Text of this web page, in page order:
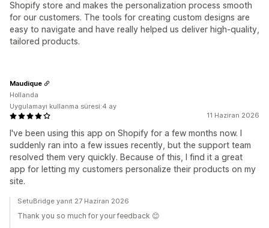
Shopify store and makes the personalization process smooth
for our customers. The tools for creating custom designs are
easy to navigate and have really helped us deliver high-quality,
tailored products.
11 Haziran 2026
I've been using this app on Shopify for a few months now. I
suddenly ran into a few issues recently, but the support team
resolved them very quickly. Because of this, I find it a great
app for letting my customers personalize their products on my
site.
Maudique
Hollanda
Uygulamayı kullanma süresi:4 ay
SetuBridge yanıt 27 Haziran 2026
Thank you so much for your feedback 😊